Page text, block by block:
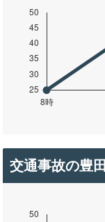
交通事故の豊